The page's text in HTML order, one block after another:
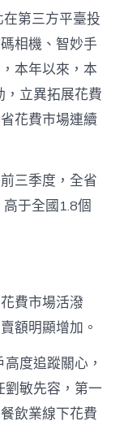
第三方平臺投
相機、智妙手
本年以來，本
立異拓展花費
花費市場連續
三季度，全省
于全國1.8個
費市場活潑
額明顯增加。
度追蹤關心，
劉敏先容，第一
飲業線下花費